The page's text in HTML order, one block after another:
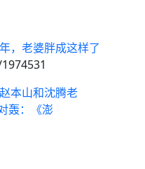
，老婆胖成这样了
本山和沈腾老
轰：《澎